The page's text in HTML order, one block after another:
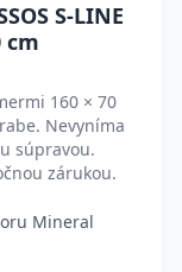
S-LINE
cm
160 × 70
Nevyníma
súpravou.
zárukou.
Mineral